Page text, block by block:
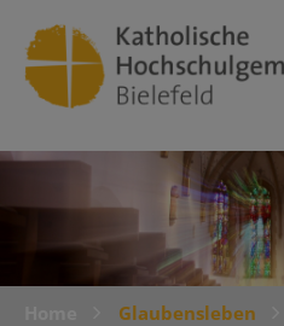
Glaubensleben